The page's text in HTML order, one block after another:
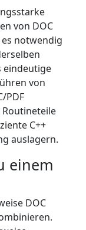
von DOC
notwendig
eindeutige
von
PDF
C++
auslagern.
einem
DOC